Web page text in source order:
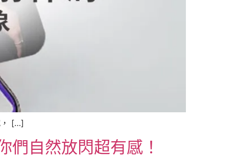
， […]
們自然放閃超有感！